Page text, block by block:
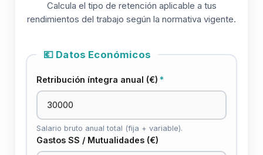
Calcula el tipo de retención aplicable a tus
rendimientos del trabajo según la normativa vigente.
💶 Datos Económicos
Retribución íntegra anual (€) *
Salario bruto anual total (fija + variable).
Gastos SS / Mutualidades (€)